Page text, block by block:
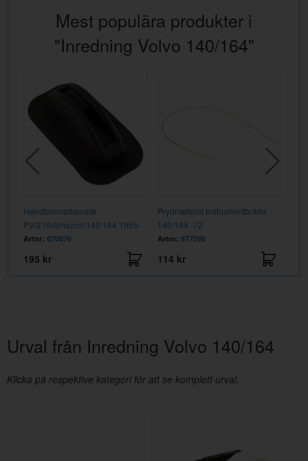
Mest populära produkter i
"Inredning Volvo 140/164"
Handbromsdamask
PV/210/Amazon/140/164 1965-
svart
Artnr: 670876
195 kr
Prydnadslist Instrumentbräda
140/164 -72
Artnr: 677598
114 kr
Urval från Inredning Volvo 140/164
Klicka på respektive kategori för att se komplett urval.